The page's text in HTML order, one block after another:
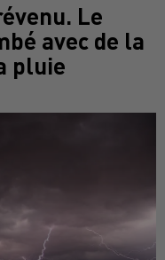
Le
avec de la
pluie